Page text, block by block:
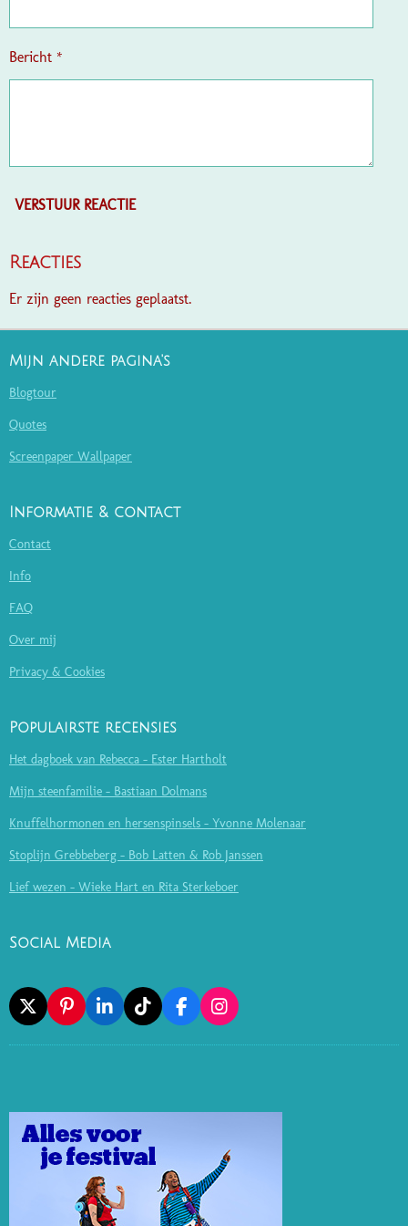
Bericht *
VERSTUUR REACTIE
Reacties
Er zijn geen reacties geplaatst.
Mijn andere pagina's
Blogtour
Quotes
Screenpaper Wallpaper
Informatie & contact
Contact
Info
FAQ
Over mij
Privacy & Cookies
Populairste recensies
Het dagboek van Rebecca - Ester Hartholt
Mijn steenfamilie - Bastiaan Dolmans
Knuffelhormonen en hersenspinsels - Yvonne Molenaar
Stoplijn Grebbeberg - Bob Latten & Rob Janssen
Lief wezen - Wieke Hart en Rita Sterkeboer
Social Media
X
P
I
N
E
S
T
L
I
N
I
N
T
I
K
F
A
C
O
I
N
S
R
M